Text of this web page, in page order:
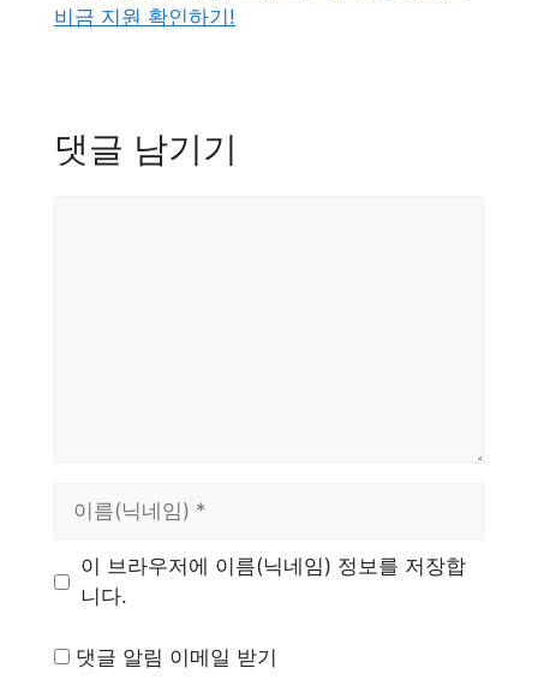
비금 지원 확인하기!
댓글 남기기
이 브라우저에 이름(닉네임) 정보를 저장합
니다.
댓글 알림 이메일 받기